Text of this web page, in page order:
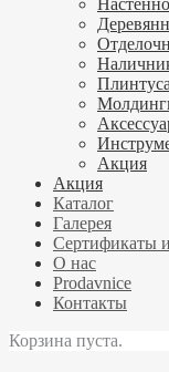
Акция
Акция
Каталог
Галерея
Сертификаты
О нас
Prodavnice
Контакты
Корзина пуста.